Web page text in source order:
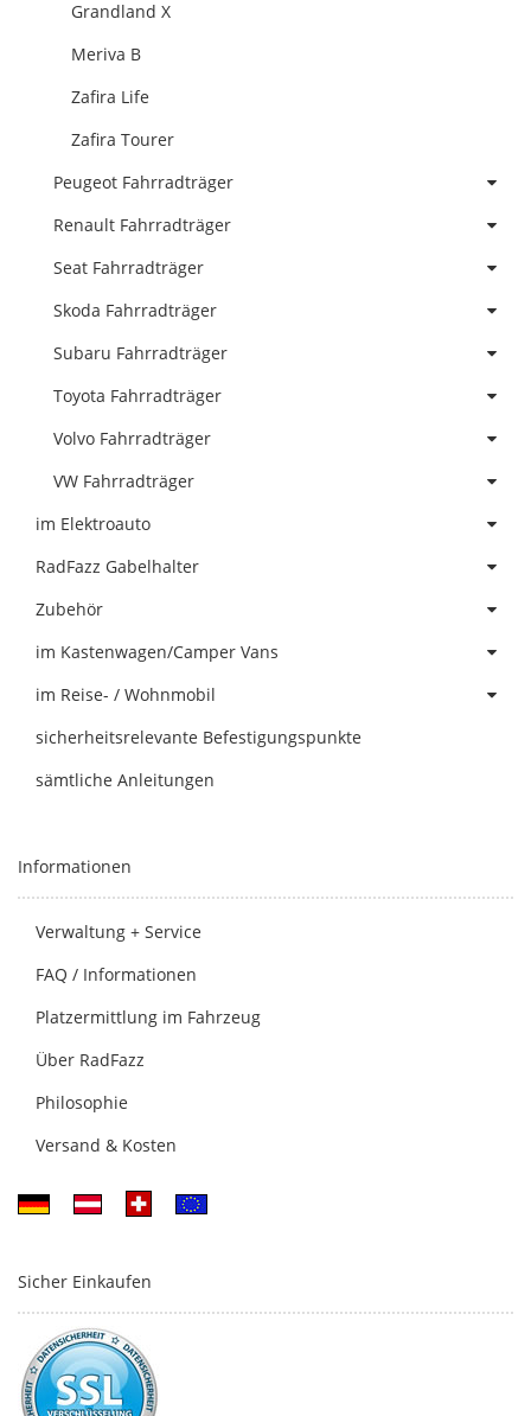
Grandland X
Meriva B
Zafira Life
Zafira Tourer
Peugeot Fahrradträger
Renault Fahrradträger
Seat Fahrradträger
Skoda Fahrradträger
Subaru Fahrradträger
Toyota Fahrradträger
Volvo Fahrradträger
VW Fahrradträger
im Elektroauto
RadFazz Gabelhalter
Zubehör
im Kastenwagen/Camper Vans
im Reise- / Wohnmobil
sicherheitsrelevante Befestigungspunkte
sämtliche Anleitungen
Informationen
Verwaltung + Service
FAQ / Informationen
Platzermittlung im Fahrzeug
Über RadFazz
Philosophie
Versand & Kosten
Sicher Einkaufen